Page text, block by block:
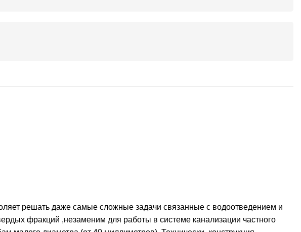
решать даже самые сложные задачи связанные с водоотведением и
фракций ,незаменим для работы в системе канализации частного